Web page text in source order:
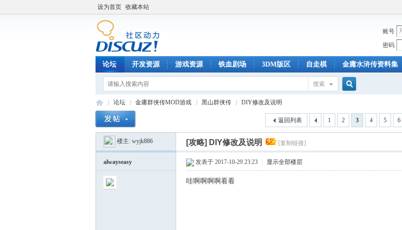
设为首页 收藏本站
账号
密码
论坛 开发资源 游戏资源 铁血剧场 3DM版区 自走棋 金庸水浒传资料集
搜索
»
论坛
›
金庸群侠传MOD游戏
›
黑山群侠传
›
DIY修改及说明
1 2 3 4 5 6
返回列表
楼主: wyjk886 [攻略] DIY修改及说明 [复制链接]
alwayseasy 发表于 2017-10-29 23:23 显示全部楼层
哇啊啊啊啊看看